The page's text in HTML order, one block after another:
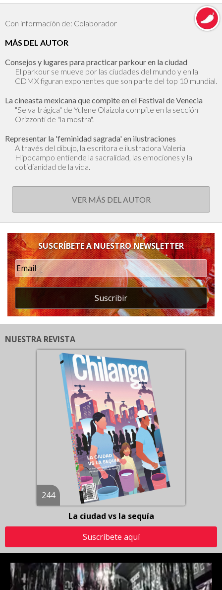
Con información de: Colaborador
MÁS DEL AUTOR
Consejos y lugares para practicar parkour en la ciudad
El parkour se mueve por las ciudades del mundo y en la
CDMX figuran exponentes que son parte del top 10 mundial.
La cineasta mexicana que compite en el Festival de Venecia
"Selva trágica" de Yulene Olaizola compite en la sección
Orizzonti de "la mostra".
Representar la 'feminidad sagrada' en ilustraciones
A través del dibujo, la escritora e ilustradora Valeria
Hipocampo entiende la sacralidad, las emociones y la
cotidianidad de la vida.
VER MÁS DEL AUTOR
SUSCRÍBETE A NUESTRO NEWSLETTER
Suscribir
NUESTRA REVISTA
244
La ciudad vs la sequía
Suscríbete aquí